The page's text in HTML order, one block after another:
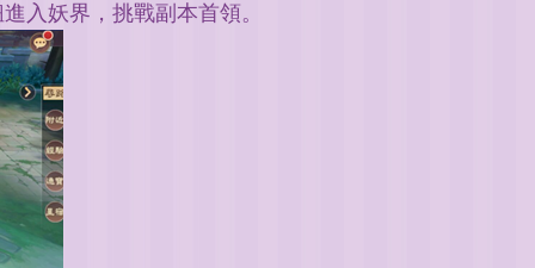
入妖界，挑戰副本首領。